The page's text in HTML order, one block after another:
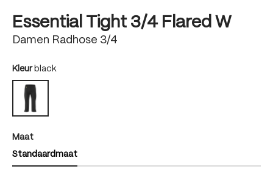
Essential Tight 3/4 Flared W
Damen Radhose 3/4
Kleurauswählen
black
black
Maatauswählen
Standaardmaat